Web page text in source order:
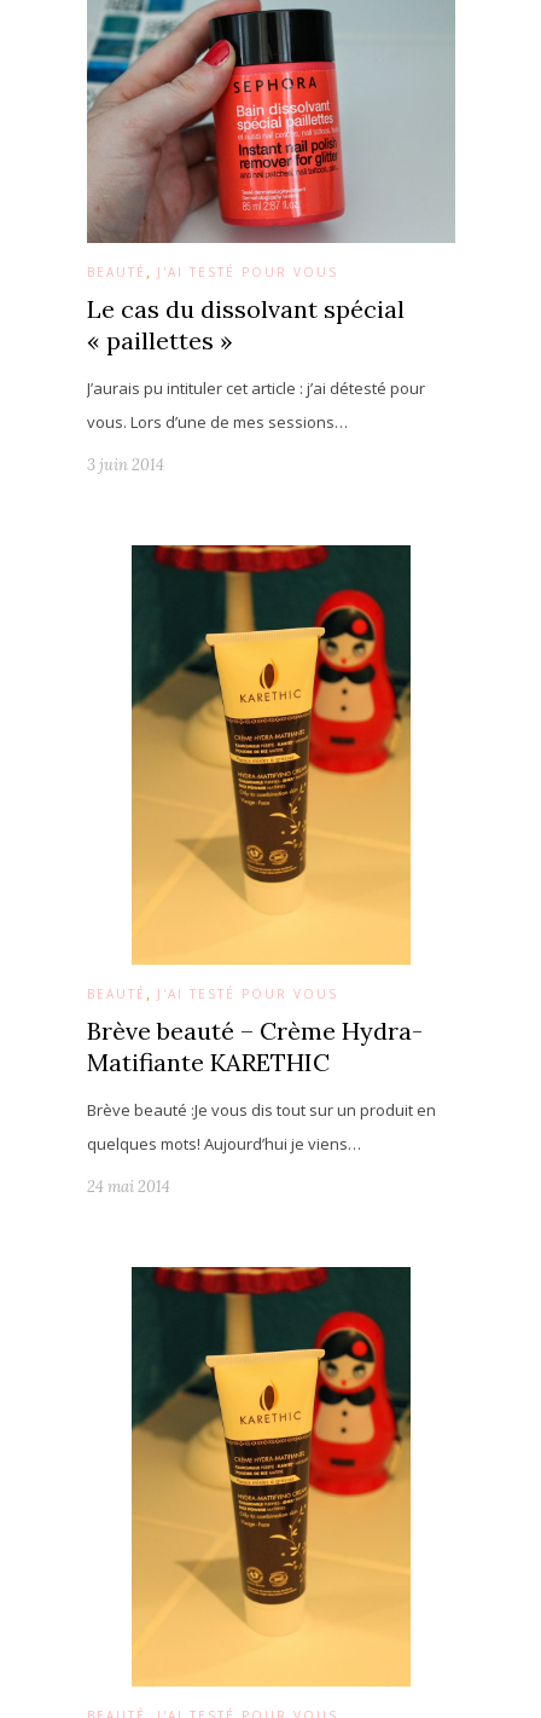
BEAUTÉ , J'AI TESTÉ POUR VOUS
Le cas du dissolvant spécial
« paillettes »
J’aurais pu intituler cet article : j’ai détesté pour
vous. Lors d’une de mes sessions…
3 juin 2014
BEAUTÉ , J'AI TESTÉ POUR VOUS
Brève beauté – Crème Hydra-
Matifiante KARETHIC
Brève beauté :Je vous dis tout sur un produit en
quelques mots! Aujourd’hui je viens…
24 mai 2014